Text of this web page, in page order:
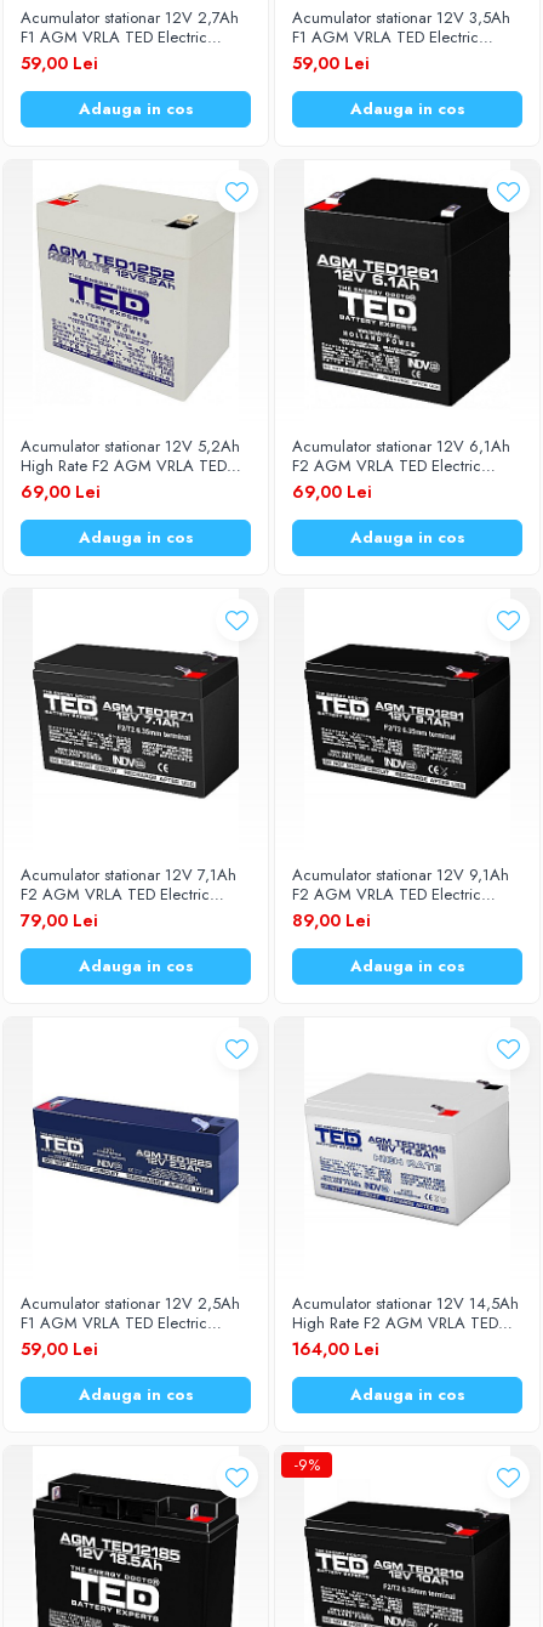
Becuri LED
Aplice LED
Lanterne
Lampi
Electrice
Convertoare tensiune
Prelungitoare
Stabilizatoare tensiune
Ventilatoare
Diverse gadgeturi
Accesorii auto
Redresoare
Roboti pornire
Diverse accesorii auto
Incarcator masina electrica
Aparate de spalat cu presiune
Compresoare
Baterii Zinc-Aer
Acumulator stationar 12V 2,7Ah
F1 AGM VRLA TED Electric
TED1227
59,00 Lei
Adauga in cos
Acumulator stationar 12V 3,5Ah
F1 AGM VRLA TED Electric
TED1235
59,00 Lei
Adauga in cos
Acumulator stationar 12V 5,2Ah
High Rate F2 AGM VRLA TED
Electric TED1252
69,00 Lei
Adauga in cos
Acumulator stationar 12V 6,1Ah
F2 AGM VRLA TED Electric
TED1261
69,00 Lei
Adauga in cos
Acumulator stationar 12V 7,1Ah
F2 AGM VRLA TED Electric
TED1271F2
79,00 Lei
Adauga in cos
Acumulator stationar 12V 9,1Ah
F2 AGM VRLA TED Electric
TED1291
89,00 Lei
Adauga in cos
Acumulator stationar 12V 2,5Ah
F1 AGM VRLA TED Electric
TED1225
59,00 Lei
Adauga in cos
Acumulator stationar 12V 14,5Ah
High Rate F2 AGM VRLA TED
Electric TED12145
164,00 Lei
Adauga in cos
-9%